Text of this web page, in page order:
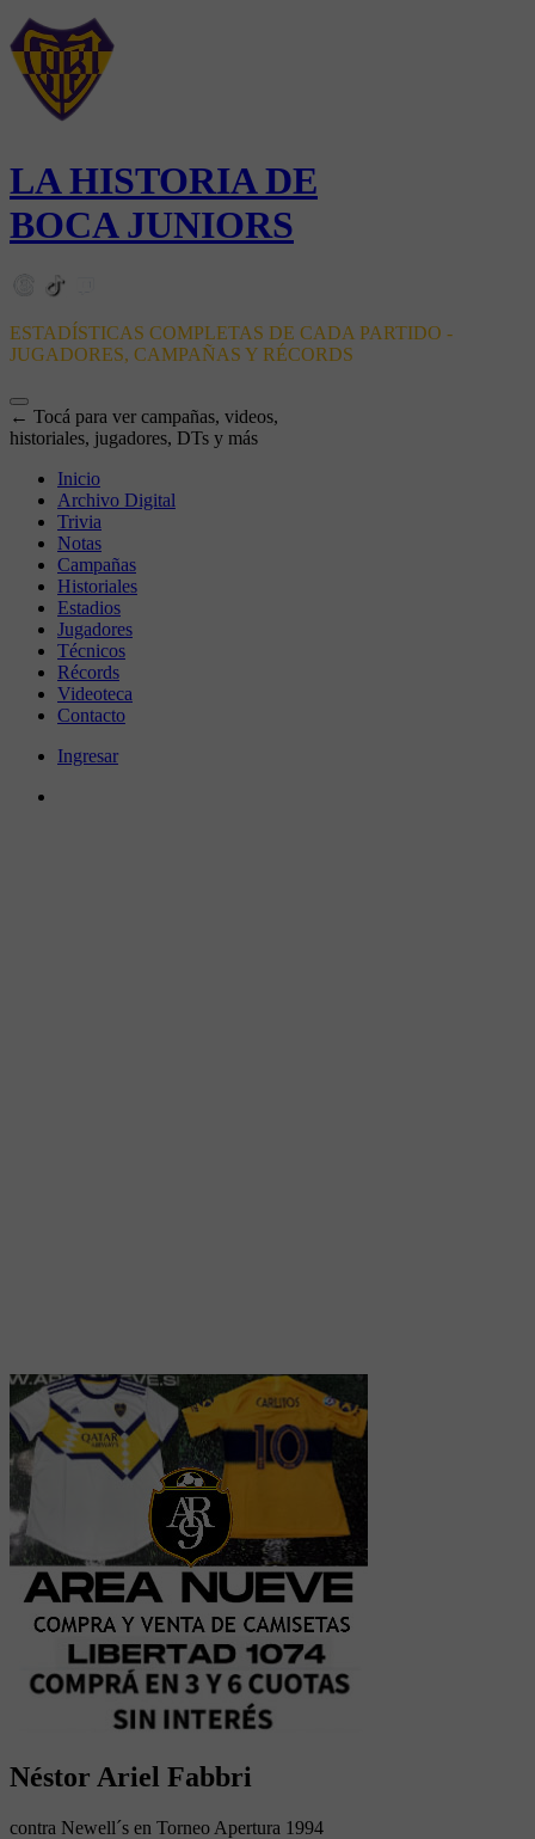
LA HISTORIA DE
BOCA JUNIORS
ESTADÍSTICAS COMPLETAS DE CADA PARTIDO -
JUGADORES, CAMPAÑAS Y RÉCORDS
← Tocá para ver campañas, videos,
historiales, jugadores, DTs y más
Inicio
Archivo Digital
Trivia
Notas
Campañas
Historiales
Estadios
Jugadores
Técnicos
Récords
Videoteca
Contacto
Ingresar
Néstor Ariel Fabbri
contra Newell´s en Torneo Apertura 1994